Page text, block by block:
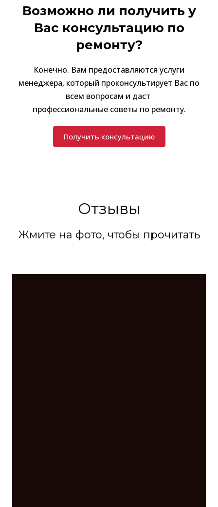
Возможно ли получить у
Вас консультацию по
ремонту?
Конечно. Вам предоставляются услуги
менеджера, который проконсультирует Вас по
всем вопросам и даст
профессиональные советы по ремонту.
Получить консультацию
Отзывы
Жмите на фото, чтобы прочитать